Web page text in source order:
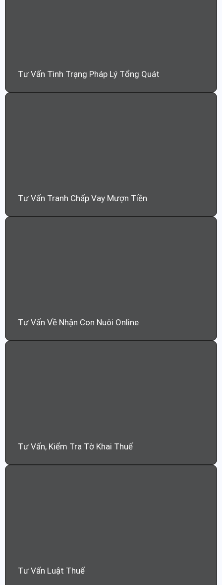
Tư Vấn Tình Trạng Pháp Lý Tổng Quát
Tư Vấn Tranh Chấp Vay Mượn Tiền
Tư Vấn Về Nhận Con Nuôi Online
Tư Vấn, Kiểm Tra Tờ Khai Thuế
Tư Vấn Luật Thuế